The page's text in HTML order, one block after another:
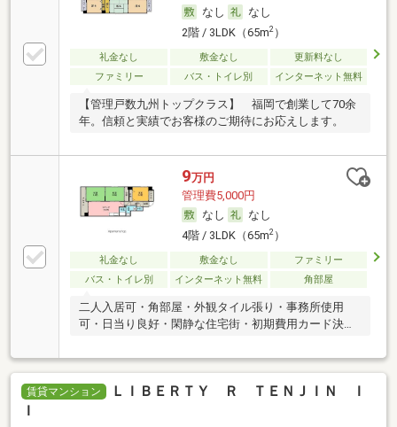
なし
なし
2階 / 3LDK（65m2）
礼金なし 敷金なし
更新料なし
ファミリー
バス・トイレ別 インターネット無料
【管理戸数九州トップクラス】 福岡で創業して70余
年。信頼と実績でお客様のご期待にお応えします。
9万円
管理費5,000円
なし
なし
4階 / 3LDK（65m2）
礼金なし 敷金なし
ファミリー
バス・トイレ別
インターネット無料 角部屋
二人入居可・角部屋・外観タイル張り・事務所使用
可・日当り良好・閑静な住宅街・初期費用カード決済
賃貸マンション
ＬＩＢＥＲＴＹ Ｒ ＴＥＮＪＩＮ Ｉ
Ｉ